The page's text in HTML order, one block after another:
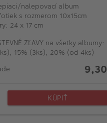
nalepovací album
s rozmerom 10x15cm
24 x 17 cm
ZĽAVY na všetky albumy:
15% (3ks), 20% (od 4ks)
9,30
KÚPIŤ